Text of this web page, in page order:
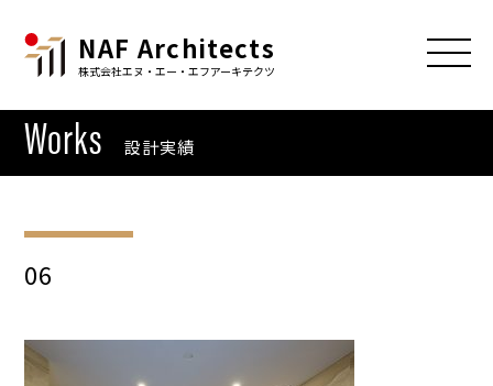
NAF Architects
株式会社エヌ・エー・エフアーキテクツ
Works 設計実績
06